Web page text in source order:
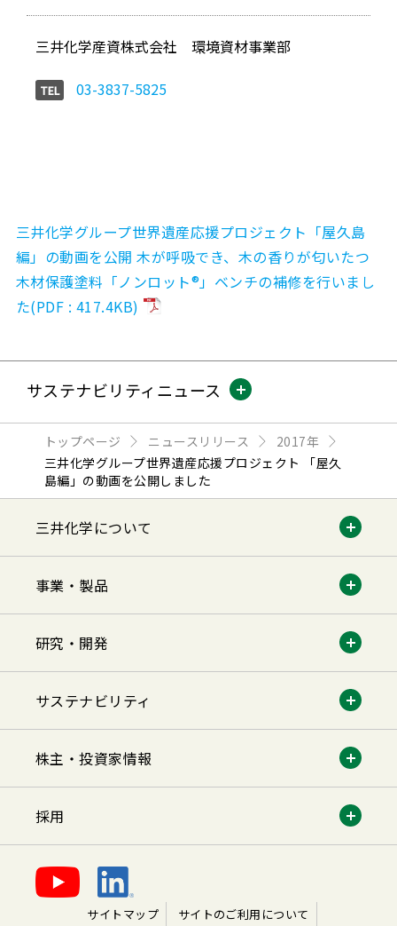
三井化学産資株式会社 環境資材事業部
TEL 03-3837-5825
三井化学グループ世界遺産応援プロジェクト「屋久島
編」の動画を公開 木が呼吸でき、木の香りが匂いたつ
木材保護塗料「ノンロット®」ベンチの補修を行いまし
た(PDF : 417.4KB)
サステナビリティニュース
トップページ ニュースリリース
2017年
三井化学グループ世界遺産応援プロジェクト 「屋久
島編」の動画を公開しました
三井化学について
事業・製品
研究・開発
サステナビリティ
株主・投資家情報
採用
サイトマップ サイトのご利用について